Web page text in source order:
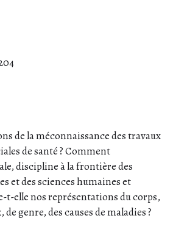
de la méconnaissance des travaux
de santé ? Comment
discipline à la frontière des
et des sciences humaines et
t-elle nos représentations du corps,
genre, des causes de maladies ?